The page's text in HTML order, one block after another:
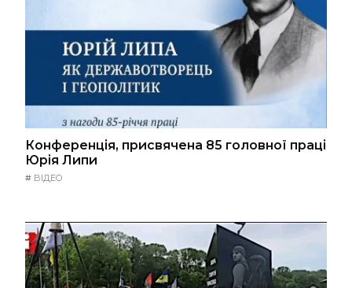
Конференція, присвячена 85 головної праці
Юрія Липи
# ВІДЕО